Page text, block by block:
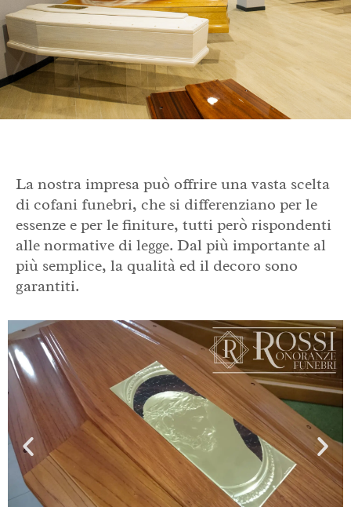
La nostra impresa può offrire una vasta scelta
di cofani funebri, che si differenziano per le
essenze e per le finiture, tutti però rispondenti
alle normative di legge. Dal più importante al
più semplice, la qualità ed il decoro sono
garantiti.